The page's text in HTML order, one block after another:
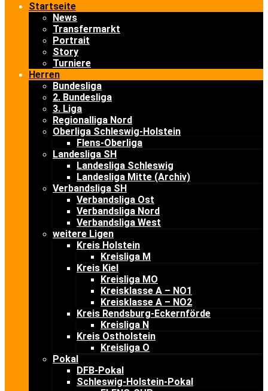
Startseite
News
Transfermarkt
Portrait
Story
Turniere
Herren
Bundesliga
2. Bundesliga
3. Liga
Regionalliga Nord
Oberliga Schleswig-Holstein
Flens-Oberliga
Landesliga SH
Landesliga Schleswig
Landesliga Mitte (Archiv)
Verbandsliga SH
Verbandsliga Ost
Verbandsliga Nord
Verbandsliga West
weitere Ligen
Kreis Holstein
Kreisliga M
Kreis Kiel
Kreisliga MO
Kreisklasse A – NO1
Kreisklasse A – NO2
Kreis Rendsburg-Eckernförde
Kreisliga N
Kreis Ostholstein
Kreisliga O
Pokal
DFB-Pokal
Schleswig-Holstein-Pokal